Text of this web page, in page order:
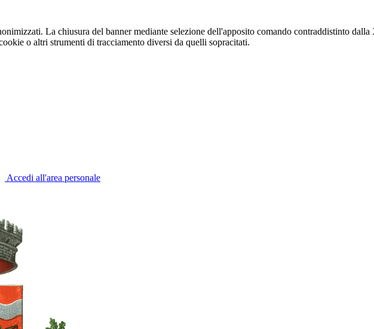
La chiusura del banner mediante selezione dell'apposito comando contraddistinto
o altri strumenti di tracciamento diversi da quelli sopracitati.
Accedi all'area personale